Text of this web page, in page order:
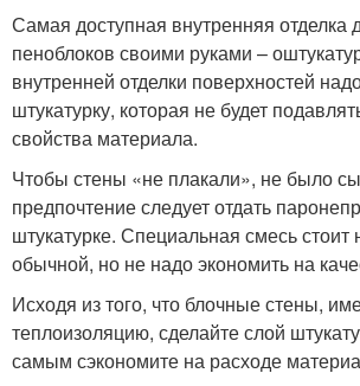
Самая доступная внутренняя отделка
пеноблоков своими руками –
внутренней отделки поверхностей
штукатурку, которая не будет
свойства материала.
Чтобы стены «не плакали», не было
предпочтение следует отдать
штукатурке. Специальная смесь
обычной, но не надо экономить на
Исходя из того, что блочные стены,
теплоизоляцию, сделайте слой
самым сэкономите на расходе